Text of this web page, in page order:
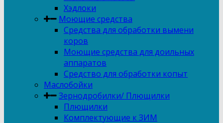
Хэдлоки
Моющие средства
Средства для обработки вымени
коров
Моющие средства для доильных
аппаратов
Средство для обработки копыт
Маслобойки
Зернодробилки/ Плющилки
Плющилки
Комплектующие к ЗИМ